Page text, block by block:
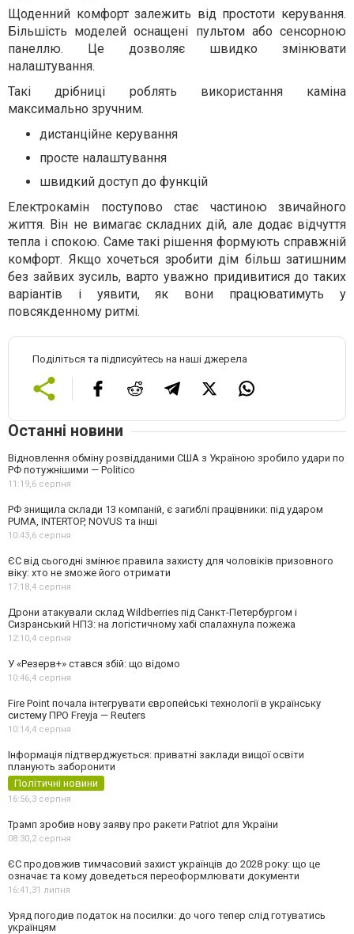
Щоденний комфорт залежить від простоти керування.
Більшість моделей оснащені пультом або сенсорною
панеллю. Це дозволяє швидко змінювати
налаштування.
Такі дрібниці роблять використання каміна
максимально зручним.
дистанційне керування
просте налаштування
швидкий доступ до функцій
Електрокамін поступово стає частиною звичайного
життя. Він не вимагає складних дій, але додає відчуття
тепла і спокою. Саме такі рішення формують справжній
комфорт. Якщо хочеться зробити дім більш затишним
без зайвих зусиль, варто уважно придивитися до таких
варіантів і уявити, як вони працюватимуть у
повсякденному ритмі.
Поділіться та підписуйтесь на наші джерела
Останні новини
Відновлення обміну розвідданими США з Україною зробило удари по
РФ потужнішими — Politico
11:19, 6 серпня
РФ знищила склади 13 компаній, є загиблі працівники: під ударом
PUMA, INTERTOP, NOVUS та інші
10:43, 6 серпня
ЄС від сьогодні змінює правила захисту для чоловіків призовного
віку: хто не зможе його отримати
17:18, 4 серпня
Дрони атакували склад Wildberries під Санкт-Петербургом і
Сизранський НПЗ: на логістичному хабі спалахнула пожежа
12:10, 4 серпня
У «Резерв+» стався збій: що відомо
10:46, 4 серпня
Fire Point почала інтегрувати європейські технології в українську
систему ПРО Freyja — Reuters
10:14, 4 серпня
Інформація підтверджується: приватні заклади вищої освіти
планують заборонити
Політичні новини
16:56, 3 серпня
Трамп зробив нову заяву про ракети Patriot для України
08:30, 2 серпня
ЄС продовжив тимчасовий захист українців до 2028 року: що це
означає та кому доведеться переоформлювати документи
16:41, 31 липня
Уряд погодив податок на посилки: до чого тепер слід готуватись
українцям